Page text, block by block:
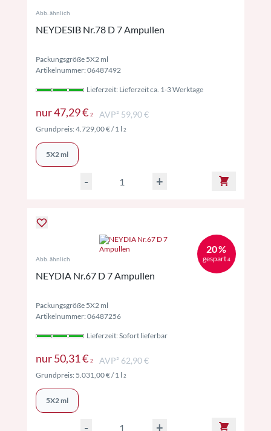
Abb. ähnlich
NEYDESIB Nr.78 D 7 Ampullen
Packungsgröße 5X2 ml
Artikelnummer: 06487492
Lieferzeit: Lieferzeit ca. 1-3 Werktage
nur47,29 € 2Preise inkl. MwSt. ggf. zzgl. Versand
AVP² 59,90 €
Grundpreis:4.729,00 €/ 1 l 2Preise inkl. MwSt. ggf. zzgl. Versand
5X2 ml
- +
20 %
gespart 4
Abb. ähnlich
NEYDIA Nr.67 D 7 Ampullen
Packungsgröße 5X2 ml
Artikelnummer: 06487256
Lieferzeit: Sofort lieferbar
nur50,31 € 2Preise inkl. MwSt. ggf. zzgl. Versand
AVP² 62,90 €
Grundpreis: 5.031,00 €/ 1 l 2Preise inkl. MwSt. ggf. zzgl. Versand
5X2 ml
- +